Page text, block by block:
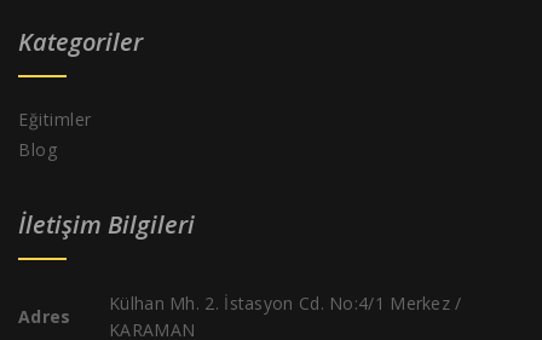
Kategoriler
Eğitimler
Blog
İletişim Bilgileri
Adres
Külhan Mh. 2. İstasyon Cd. No:4/1 Merkez /
KARAMAN